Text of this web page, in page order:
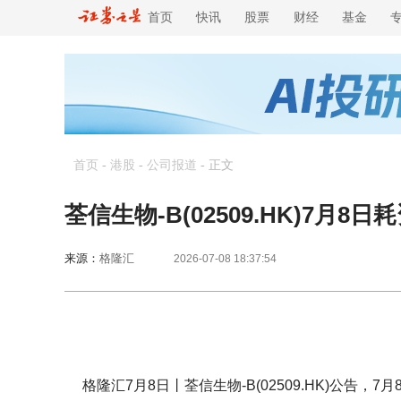
首页 快讯 股票 财经 基金
首页 - 港股 - 公司报道 - 正文
荃信生物-B(02509.HK)7月8日
来源： 格隆汇 2026-07-08 18:37:54
格隆汇7月8日丨荃信生物-B(02509.HK)公告，7